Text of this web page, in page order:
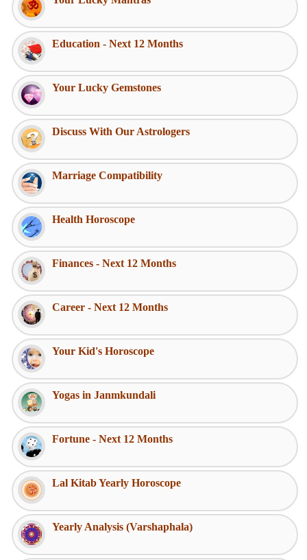
Education - Next 12 Months
Your Lucky Gemstones
Discuss With Our Astrologers
Marriage Compatibility
Health Horoscope
Finances - Next 12 Months
Career - Next 12 Months
Your Kid's Horoscope
Yogas in Janmkundali
Fortune - Next 12 Months
Lal Kitab Yearly Horoscope
Yearly Analysis (Varshaphala)